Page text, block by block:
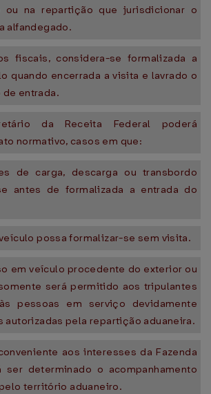
ou na repartição que jurisdicionar o
alfandegado.
fiscais, considera-se formalizada a
quando encerrada a visita e lavrado o
entrada.
da Receita Federal poderá
normativo, casos em que:
de carga, descarga ou transbordo
antes de formalizada a entrada do
possa formalizar-se sem visita.
em veículo procedente do exterior ou
será permitido aos tripulantes
pessoas em serviço devidamente
autorizadas pela repartição aduaneira.
aos interesses da Fazenda
ser determinado o acompanhamento
território aduaneiro.